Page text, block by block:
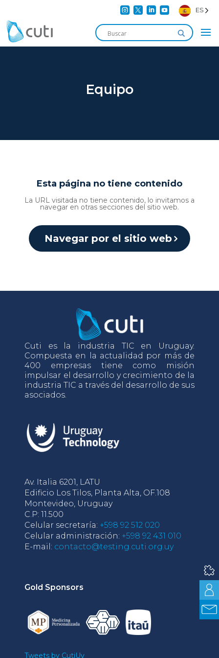
    ES
Equipo
Esta página no tiene contenido
La URL visitada no tiene contenido, lo invitamos a
navegar en otras secciones del sitio web.
Navegar por el sitio web
Cuti es la industria TIC en Uruguay.
Compuesta en la actualidad por más de
400 empresas tiene como misión
impulsar el desarrollo y crecimiento de la
industria TIC a través del desarrollo de sus
asociados.
Av. Italia 6201, LATU
Edificio Los Tilos, Planta Alta, OF.108
Montevideo, Uruguay
C.P: 11.500
Celular secretaría: +598 92 512 020
Celular administración: +598 92 431 010
E-mail: contacto@testing.cuti.org.uy
Gold Sponsors
Tweets by CutiUy